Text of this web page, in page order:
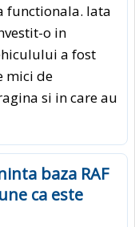
functionala. Iata
o in
a fost
mici de
si in care au
baza RAF
ca este